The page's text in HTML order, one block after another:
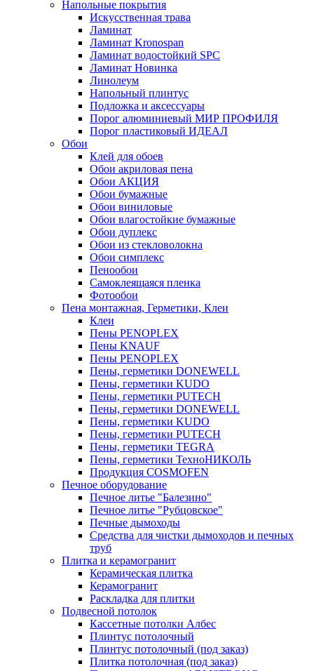
Напольные покрытия
Искусственная трава
Ламинат
Ламинат Kronospan
Ламинат водостойкий SPC
Ламинат Новинка
Линолеум
Напольный плинтус
Подложка и аксессуары
Порог алюминиевый МИР ПРОФИЛЯ
Порог пластиковый ИДЕАЛ
Обои
Клей для обоев
Обои акриловая пена
Обои АКЦИЯ
Обои бумажные
Обои виниловые
Обои влагостойкие бумажные
Обои дуплекс
Обои из стекловолокна
Обои симплекс
Пенообои
Самоклеящаяся пленка
Фотообои
Пена монтажная, Герметики, Клеи
Клеи
Пены PENOPLEX
Пены KNAUF
Пены PENOPLEX
Пены, герметики DONEWELL
Пены, герметики KUDO
Пены, герметики PUTECH
Пены, герметики DONEWELL
Пены, герметики KUDO
Пены, герметики PUTECH
Пены, герметики TEGRA
Пены, герметики ТехноНИКОЛЬ
Продукция COSMOFEN
Печное оборудование
Печное литье "Балезино"
Печное литье "Рубцовское"
Печные дымоходы
Средства для чистки дымоходов и печных
труб
Плитка и керамогранит
Керамическая плитка
Керамогранит
Раскладка для плитки
Подвесной потолок
Кассетные потолки Албес
Плинтус потолочный
Плинтус потолочный (под заказ)
Плитка потолочная (под заказ)